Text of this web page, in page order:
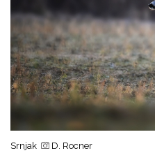
Srnjak D. Rocner